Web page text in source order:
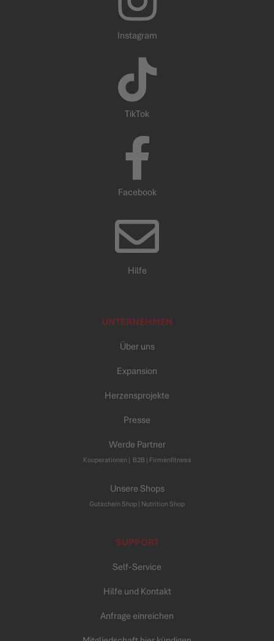
Instagram
TikTok
Facebook
Hilfe
UNTERNEHMEN
Über uns
Expansion
Herzensprojekte
Presse
Werde Partner
Kooperationen | B2B | Firmenfitness
Unsere Shops
Gutschein Shop | Nutrition Shop
SUPPORT
Self-Service
Hilfe und Kontakt
Anfrage einreichen